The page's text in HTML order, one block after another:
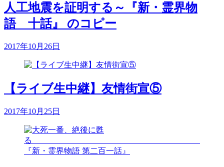
人工地震を証明する～『新・霊界物
語 十話』 のコピー
2017年10月26日
【ライブ生中継】友情街宣⑤
2017年10月25日